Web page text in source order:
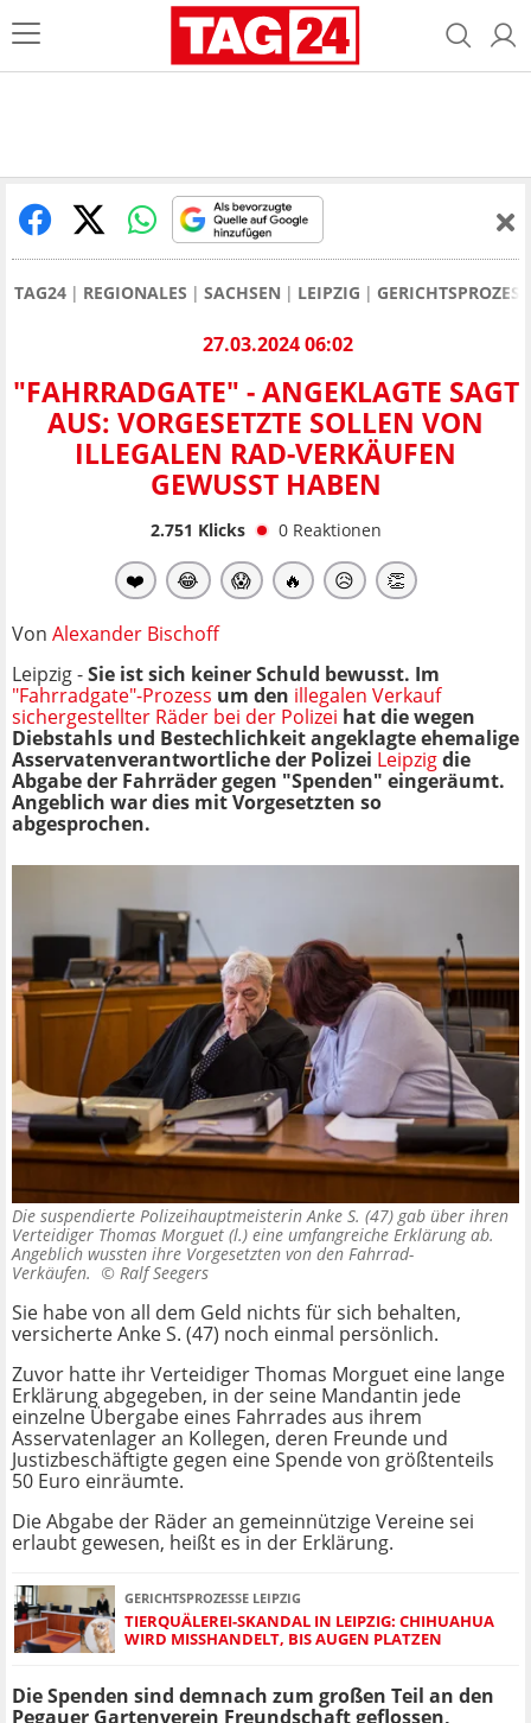
TAG24 REGIONALES SACHSEN LEIPZIG
27.03.2024 06:02
"FAHRRADGATE" - ANGEKLAGTE SAGT
AUS: VORGESETZTE SOLLEN VON
ILLEGALEN RAD-VERKÄUFEN
GEWUSST HABEN
2.751 Klicks 0 Reaktionen
❤️ 😂 😱 🔥 😥 👏
Von Alexander Bischoff
Leipzig -Sie ist sich keiner Schuld bewusst. Im
"Fahrradgate"-Prozess um den illegalen Verkauf
sichergestellter Räder bei der Polizei hat die wegen
Diebstahls und Bestechlichkeit angeklagte ehemalige
Asservatenverantwortliche der Polizei Leipzigdie
Abgabe der Fahrräder gegen "Spenden" eingeräumt.
Angeblich war dies mit Vorgesetzten so
abgesprochen.
Die suspendierte Polizeihauptmeisterin Anke S. (47) gab über ihren
Verteidiger Thomas Morguet (l.) eine umfangreiche Erklärung ab.
Angeblich wussten ihre Vorgesetzten von den Fahrrad-
Verkäufen. © Ralf Seegers
Sie habe von all dem Geld nichts für sich behalten,
versicherte Anke S. (47) noch einmal persönlich.
Zuvor hatte ihr Verteidiger Thomas Morguet eine lange
Erklärung abgegeben, in der seine Mandantin jede
einzelne Übergabe eines Fahrrades aus ihrem
Asservatenlager an Kollegen, deren Freunde und
Justizbeschäftigte gegen eine Spende von größtenteils
50 Euro einräumte.
Die Abgabe der Räder an gemeinnützige Vereine sei
erlaubt gewesen, heißt es in der Erklärung.
GERICHTSPROZESSE LEIPZIG
TIERQUÄLEREI-SKANDAL IN LEIPZIG: CHIHUAHUA
WIRD MISSHANDELT, BIS AUGEN PLATZEN
Die Spenden sind demnach zum großen Teil an den
Pegauer Gartenverein Freundschaft geflossen,